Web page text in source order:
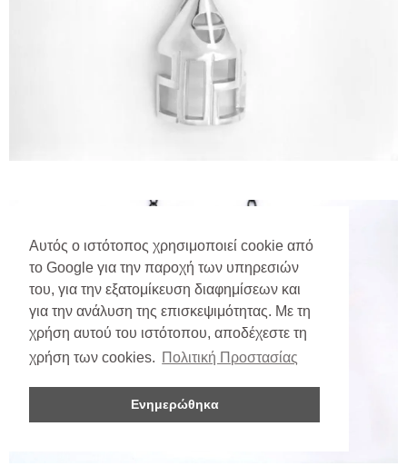
Αυτός ο ιστότοπος χρησιμοποιεί cookie από
το Google για την παροχή των υπηρεσιών
του, για την εξατομίκευση διαφημίσεων και
για την ανάλυση της επισκεψιμότητας. Με τη
χρήση αυτού του ιστότοπου, αποδέχεστε τη
χρήση των cookies. Πολιτική Προστασίας
Ενημερώθηκα